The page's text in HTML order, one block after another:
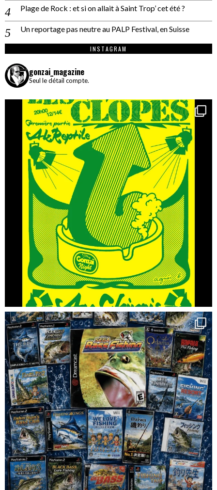
Plage de Rock : et si on allait à Saint Trop’ cet été ?
Un reportage pas neutre au PALP Festival, en Suisse
INSTAGRAM
gonzai_magazine
Seul le détail compte.